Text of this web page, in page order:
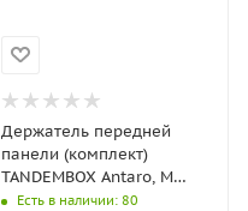
Держатель передней
панели (комплект)
TANDEMBOX Antaro, M
106мм, левый+правый,
Есть в наличии: 80